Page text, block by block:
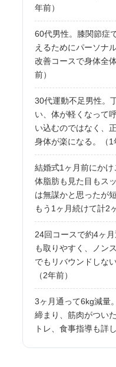
年前）
60代男性。膝関節症
えるためにパーソナ
改善コースで身体全
前）
30代運動不足男性。
い、体が軽くなって
い込むのではなく、
身体が楽になる。（1
結婚式1ヶ月前にか
体脂肪も見た目もス
は無謀かと思ったが
もう1ヶ月続けて計2
24回コースで約4ヶ
も取りやすく、ノン
でもリバウンドしな
（2年前）
3ヶ月通って6kg減量
締まり、筋肉がつい
トレ、食事指導も詳